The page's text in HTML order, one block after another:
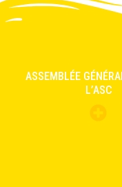
ASSEMBLÉE
L’ASC